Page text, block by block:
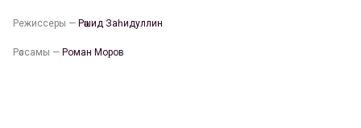
Режиссеры — Рәшид Заһидуллин
Рәссамы — Роман Моров